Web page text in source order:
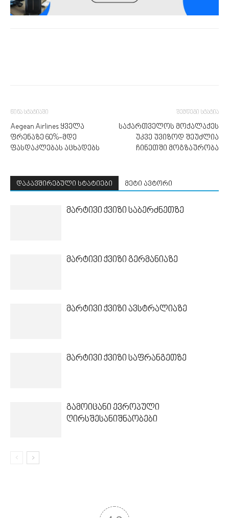
წინა სტატიაში
Aegean Airlines ყველა
ფრენაზე 60%-მდე
ფასდაკლებას აცხადებს
შემდეგი სტატია
საქართველოს მოქალაქეს
უკვე უვიზოდ შეუძლია
ჩინეთში მოგზაურობა
დაკავშირებული სტატიები მეტი ავტორი
მარტივი ქვიზი საბერძნეთზე
მარტივი ქვიზი გერმანიაზე
მარტივი ქვიზი ავსტრალიაზე
მარტივი ქვიზი საფრანგეთზე
გამოიცანი ევროპული
ღირსშესანიშნაობები